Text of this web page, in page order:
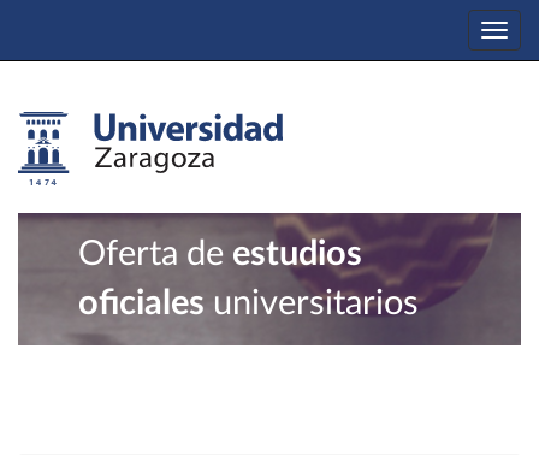
Oferta de estudios
oficiales universitarios